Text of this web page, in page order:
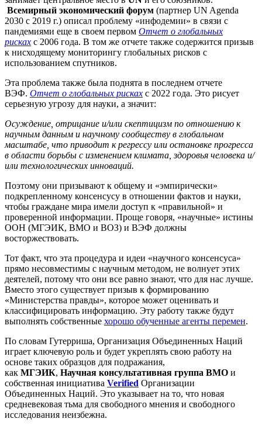
Всемирный экономический форум (партнер UN Agenda
2030 с 2019 г.) описал проблему «инфодемии» в связи с
пандемиями еще в своем первом Отчет о глобальных
рисках с 2006 года. В том же отчете также содержится призыв
к нисходящему мониторингу глобальных рисков с
использованием спутников.
Эта проблема также была поднята в последнем отчете
ВЭФ. Отчет о глобальных рисках с 2022 года. Это рисует
серьезную угрозу для науки, а значит:
Осуждение, отрицание и/или скептицизм по отношению к
научным данным и научному сообществу в глобальном
масштабе, что приводит к регрессу или остановке прогресса
в области борьбы с изменением климата, здоровья человека и/
или технологических инноваций.
Поэтому они призывают к общему и «эмпирически»
подкрепленному консенсусу в отношении фактов и науки,
чтобы граждане мира имели доступ к «правильной» и
проверенной информации. Проще говоря, «научные» истины
ООН (МГЭИК, ВМО и ВОЗ) и ВЭФ должны
восторжествовать.
Тот факт, что эта процедура и идеи «научного консенсуса»
прямо несовместимы с научным методом, не волнует этих
деятелей, потому что они все равно знают, что для нас лучше.
Вместо этого существует призыв к формированию
«Министерства правды», которое может оценивать и
классифицировать информацию. Эту работу также будут
выполнять собственные хорошо обученные агенты перемен.
По словам Гутерриша, Организация Объединенных Наций
играет ключевую роль и будет укреплять свою работу на
основе таких образцов для подражания,
как МГЭИК, Научная консультативная группа ВМО и
собственная инициатива Verified Организации
Объединенных Наций. Это указывает на то, что новая
средневековая тьма для свободного мнения и свободного
исследования неизбежна.